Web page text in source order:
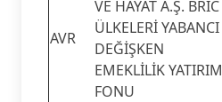
AVR
VE HAYAT A.Ş. BRIC
ÜLKELERİ YABANCI
DEĞİŞKEN
EMEKLİLİK YATIRIM
FONU